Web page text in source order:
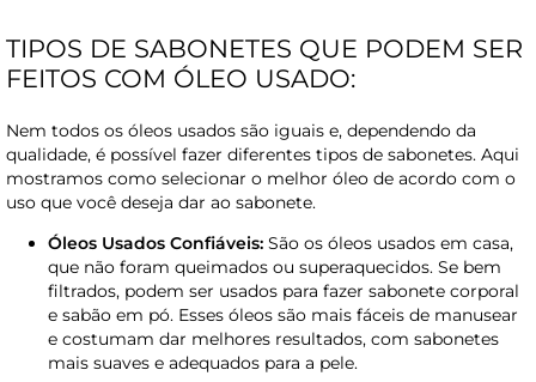
TIPOS DE SABONETES QUE PODEM SER
FEITOS COM ÓLEO USADO:
Nem todos os óleos usados são iguais e, dependendo da
qualidade, é possível fazer diferentes tipos de sabonetes. Aqui
mostramos como selecionar o melhor óleo de acordo com o
uso que você deseja dar ao sabonete.
Óleos Usados Confiáveis: São os óleos usados em casa,
que não foram queimados ou superaquecidos. Se bem
filtrados, podem ser usados para fazer sabonete corporal
e sabão em pó. Esses óleos são mais fáceis de manusear
e costumam dar melhores resultados, com sabonetes
mais suaves e adequados para a pele.